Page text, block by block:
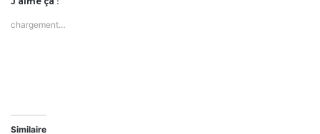
chargement…
Similaire